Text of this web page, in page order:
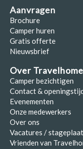
Aanvragen
Brochure
Camper huren
Gratis offerte
Nieuwsbrief
Over Travelhome
Camper bezichtigen
Contact &
Evenementen
Onze medewerkers
Over ons
Vacatures /
Vrienden van